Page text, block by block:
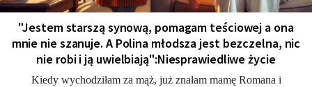
"Jestem starszą synową, pomagam teściowej a ona
mnie nie szanuje. A Polina młodsza jest bezczelna, nic
nie robi i ją uwielbiają":Niesprawiedliwe życie
Kiedy wychodziłam za mąż, już znałam mamę Romana i